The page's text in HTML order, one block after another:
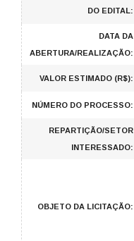
DO EDITAL:
DATA DA
ABERTURA/REALIZAÇÃO:
VALOR ESTIMADO (R$):
NÚMERO DO PROCESSO:
REPARTIÇÃO/SETOR
INTERESSADO:
OBJETO DA LICITAÇÃO: